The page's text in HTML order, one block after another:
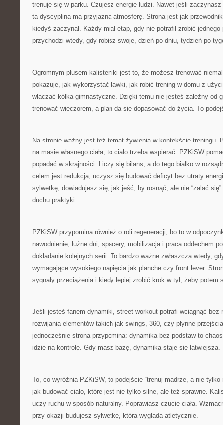
trenuje się w parku. Czujesz energię ludzi. Nawet jeśli
ta dyscyplina ma przyjazną atmosferę. Strona jest jak
kiedyś zaczynał. Każdy miał etap, gdy nie potrafił zrobić
przychodzi wtedy, gdy robisz swoje, dzień po dniu, tydzień po
Ogromnym plusem kalisteniki jest to, że możesz trenować
pokazuje, jak wykorzystać ławki, jak robić trening w domu z
włączać kółka gimnastyczne. Dzięki temu nie jesteś zależny od
trenować wieczorem, a plan da się dopasować do życia. To
Na stronie ważny jest też temat żywienia w kontekście treningu.
na masie własnego ciała, to ciało trzeba wspierać. PZKiSW
popadać w skrajności. Liczy się bilans, a do tego białko w
celem jest redukcja, uczysz się budować deficyt bez utraty
sylwetkę, dowiadujesz się, jak jeść, by rosnąć, ale nie “zalać
duchu praktyki.
PZKiSW przypomina również o roli regeneracji, bo to w
nawodnienie, luźne dni, spacery, mobilizacja i praca oddechem
dokładanie kolejnych serii. To bardzo ważne zwłaszcza wtedy,
wymagające wysokiego napięcia jak planche czy front lever.
sygnały przeciążenia i kiedy lepiej zrobić krok w tył, żeby potem
Jeśli jesteś fanem dynamiki, street workout potrafi wciągnąć bez
rozwijania elementów takich jak swings, 360, czy płynne
jednocześnie strona przypomina: dynamika bez podstaw to
idzie na kontrolę. Gdy masz bazę, dynamika staje się łatwiejsza.
To, co wyróżnia PZKiSW, to podejście “trenuj mądrze, a nie tylko
jak budować ciało, które jest nie tylko silne, ale też sprawne.
uczy ruchu w sposób naturalny. Poprawiasz czucie ciała.
przy okazji budujesz sylwetkę, która wygląda atletycznie.